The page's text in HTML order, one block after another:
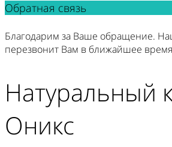
Обратная связь
Благодарим за Ваше обращение.
перезвонит Вам в ближайшее
Натуральный
Оникс